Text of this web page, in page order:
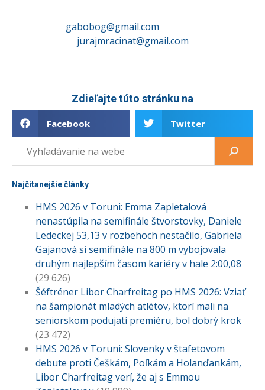
gabobog@gmail.com
jurajmracinat@gmail.com
Zdieľajte túto stránku na
Facebook Twitter
Najčítanejšie články
HMS 2026 v Toruni: Emma Zapletalová
nenastúpila na semifinále štvorstovky, Daniele
Ledeckej 53,13 v rozbehoch nestačilo, Gabriela
Gajanová si semifinále na 800 m vybojovala
druhým najlepším časom kariéry v hale 2:00,08
(29 626)
Šéftréner Libor Charfreitag po HMS 2026: Vziať
na šampionát mladých atlétov, ktorí mali na
seniorskom podujatí premiéru, bol dobrý krok
(23 472)
HMS 2026 v Toruni: Slovenky v štafetovom
debute proti Češkám, Poľkám a Holanďankám,
Libor Charfreitag verí, že aj s Emmou